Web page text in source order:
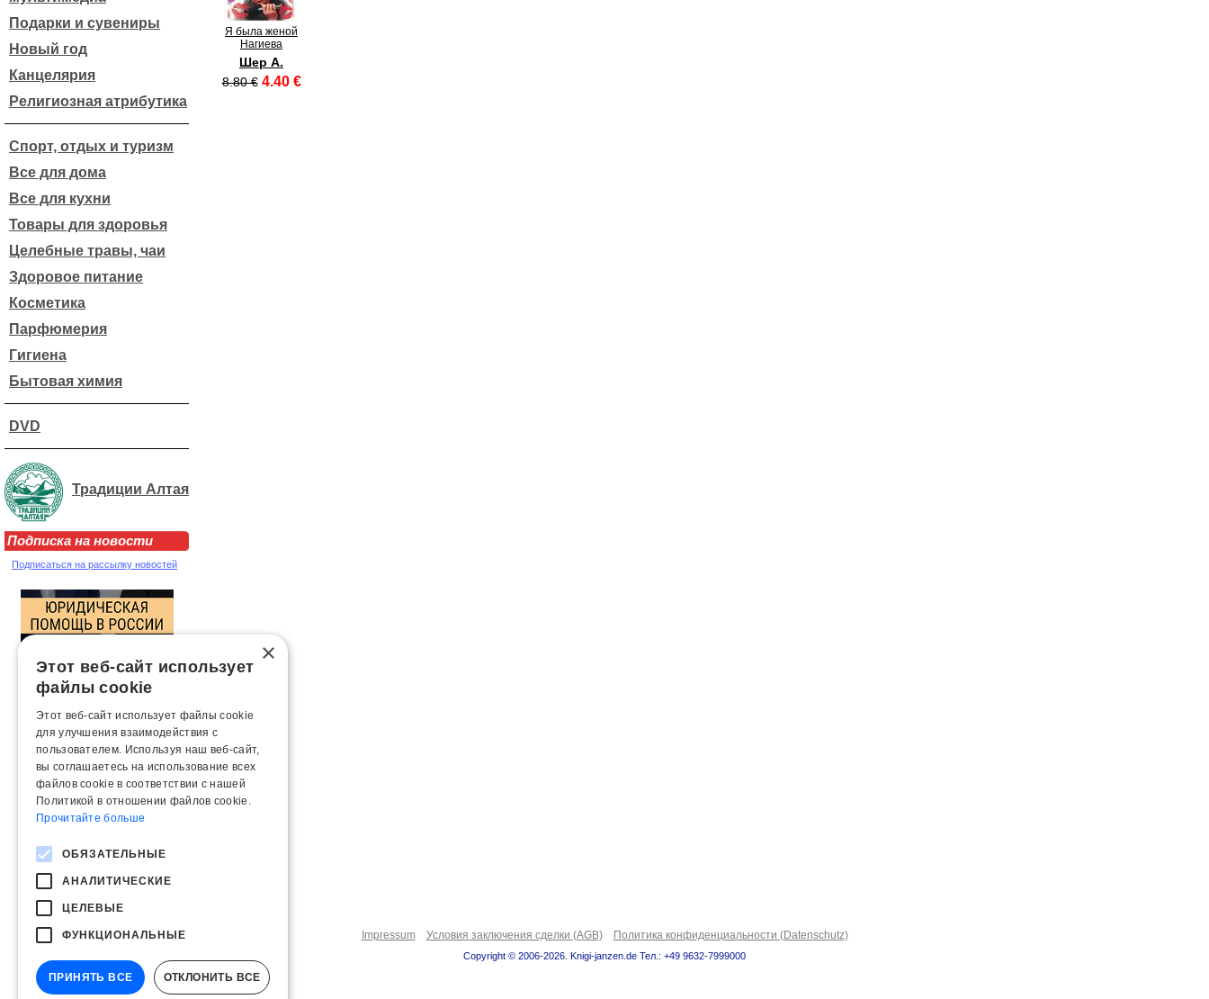
Подарки и сувениры
Новый год
Канцелярия
Религиозная атрибутика
Спорт, отдых и туризм
Все для дома
Все для кухни
Товары для здоровья
Целебные травы, чаи
Здоровое питание
Косметика
Парфюмерия
Гигиена
Бытовая химия
DVD
Традиции Алтая
Подписка на новости
Подписаться на рассылку новостей
Я была женой
Нагиева
Шер А.
8.80 € 4.40 €
Impressum Условия заключения сделки (AGB) Политика конфиденциальности (Datenschutz)
Copyright © 2006-2026. Knigi-janzen.de Тел.: +49 9632-7999000
×
Этот веб-сайт использует
файлы cookie
Этот веб-сайт использует файлы cookie
для улучшения взаимодействия с
пользователем. Используя наш веб-сайт,
вы соглашаетесь на использование всех
файлов cookie в соответствии с нашей
Политикой в ​​отношении файлов cookie.
Прочитайте больше
ОБЯЗАТЕЛЬНЫЕ
АНАЛИТИЧЕСКИЕ
ЦЕЛЕВЫЕ
ФУНКЦИОНАЛЬНЫЕ
ПРИНЯТЬ ВСЕ ОТКЛОНИТЬ ВСЕ